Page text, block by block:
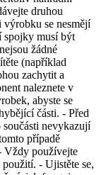
druhou
se nesmějí
spojky musí být
žádné
(například
zachytit a
naleznete v
abyste se
části. - Před
součásti nevykazují
případě
Vždy používejte
- Ujistěte se,